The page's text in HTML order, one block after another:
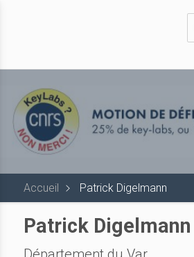
Accueil Patrick Digelmann
Patrick Digelmann